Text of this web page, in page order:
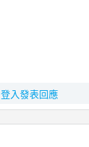
登入發表回應